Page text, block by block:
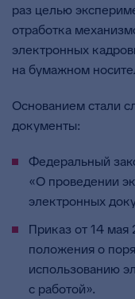
раз целью
отработка
электронных
на бумажном
Основанием стали
документы:
Федеральный
«О проведении
электронных
Приказ от 14
положения о
использованию
с работой».